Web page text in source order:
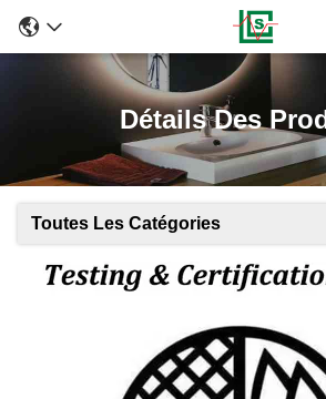
Détails Des
Toutes Les Catégories